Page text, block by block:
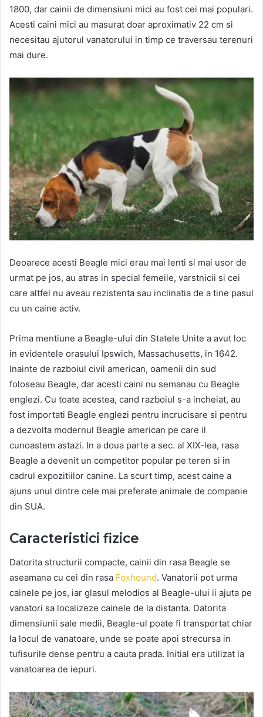
1800, dar cainii de dimensiuni mici au fost cei mai populari.
Acesti caini mici au masurat doar aproximativ 22 cm si
necesitau ajutorul vanatorului in timp ce traversau terenuri
mai dure.
Deoarece acesti Beagle mici erau mai lenti si mai usor de
urmat pe jos, au atras in special femeile, varstnicii si cei
care altfel nu aveau rezistenta sau inclinatia de a tine pasul
cu un caine activ.
Prima mentiune a Beagle-ului din Statele Unite a avut loc
in evidentele orasului Ipswich, Massachusetts, in 1642.
Inainte de razboiul civil american, oamenii din sud
foloseau Beagle, dar acesti caini nu semanau cu Beagle
englezi. Cu toate acestea, cand razboiul s-a incheiat, au
fost importati Beagle englezi pentru incrucisare si pentru
a dezvolta modernul Beagle american pe care il
cunoastem astazi. In a doua parte a sec. al XIX-lea, rasa
Beagle a devenit un competitor popular pe teren si in
cadrul expozitiilor canine. La scurt timp, acest caine a
ajuns unul dintre cele mai preferate animale de companie
din SUA.
Caracteristici fizice
Datorita structurii compacte, cainii din rasa Beagle se
aseamana cu cei din rasa Foxhound. Vanatorii pot urma
cainele pe jos, iar glasul melodios al Beagle-ului ii ajuta pe
vanatori sa localizeze cainele de la distanta. Datorita
dimensiunii sale medii, Beagle-ul poate fi transportat chiar
la locul de vanatoare, unde se poate apoi strecursa in
tufisurile dense pentru a cauta prada. Initial era utilizat la
vanatoarea de iepuri.